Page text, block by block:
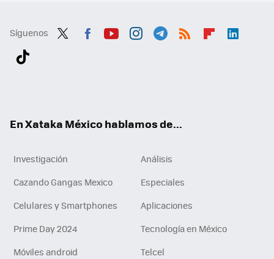
Síguenos
En Xataka México hablamos de...
Investigación
Análisis
Cazando Gangas Mexico
Especiales
Celulares y Smartphones
Aplicaciones
Prime Day 2024
Tecnología en México
Móviles android
Telcel